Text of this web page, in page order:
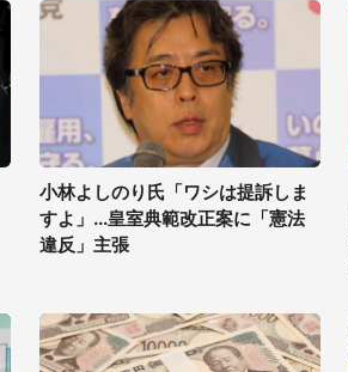
小林よしのり氏「ワシは提訴しま
すよ」...皇室典範改正案に「憲法
違反」主張